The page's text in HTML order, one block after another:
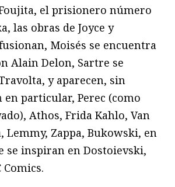
el prisionero número
las obras de Joyce y
Moisés se encuentra
Alain Delon, Sartre se
y aparecen, sin
particular, Perec (como
Athos, Frida Kahlo, Van
Lemmy, Zappa, Bukowski, en
se inspiran en Dostoievski,
Comics.